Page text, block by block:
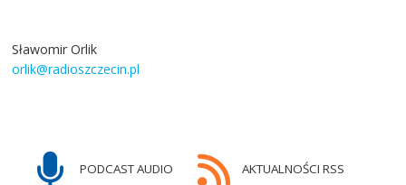
Sławomir Orlik
orlik@radioszczecin.pl
PODCAST AUDIO AKTUALNOŚCI RSS